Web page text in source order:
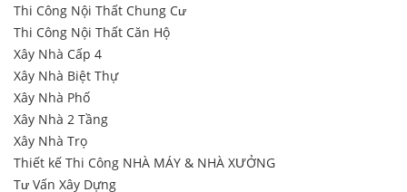
Thi Công Nội Thất Chung Cư
Thi Công Nội Thất Căn Hộ
Xây Nhà Cấp 4
Xây Nhà Biệt Thự
Xây Nhà Phố
Xây Nhà 2 Tầng
Xây Nhà Trọ
Thiết kế Thi Công NHÀ MÁY & NHÀ XƯỞNG
Tư Vấn Xây Dựng